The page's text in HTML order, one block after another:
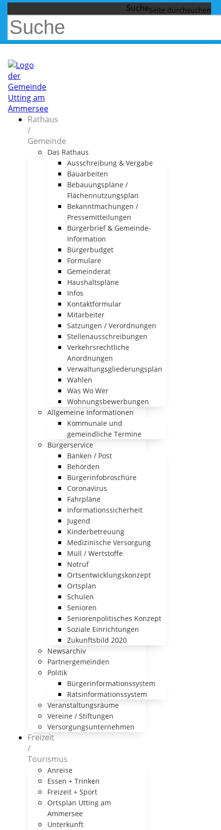
Suche
Rathaus
/
Gemeinde
Das Rathaus
Ausschreibung & Vergabe
Bauarbeiten
Bebauungspläne /
Flächennutzungsplan
Bekanntmachungen /
Pressemitteilungen
Bürgerbrief & Gemeinde-
Information
Bürgerbudget
Formulare
Gemeinderat
Haushaltspläne
Infos
Kontaktformular
Mitarbeiter
Satzungen / Verordnungen
Stellenausschreibungen
Verkehrsrechtliche
Anordnungen
Verwaltungsgliederungsplan
Wahlen
Was Wo Wer
Wohnungsbewerbungen
Allgemeine Informationen
Kommunale und
gemeindliche Termine
Bürgerservice
Banken / Post
Behörden
Bürgerinfobroschüre
Coronavirus
Fahrpläne
Informationssicherheit
Jugend
Kinderbetreuung
Medizinische Versorgung
Müll / Wertstoffe
Notruf
Ortsentwicklungskonzept
Ortsplan
Schulen
Senioren
Seniorenpolitisches Konzept
Soziale Einrichtungen
Zukunftsbild 2020
Newsarchiv
Partnergemeinden
Politik
Bürgerinformationssystem
Ratsinformationssystem
Veranstaltungsräume
Vereine / Stiftungen
Versorgungsunternehmen
Freizeit
/
Tourismus
Anreise
Essen + Trinken
Freizeit + Sport
Ortsplan Utting am
Ammersee
Unterkunft